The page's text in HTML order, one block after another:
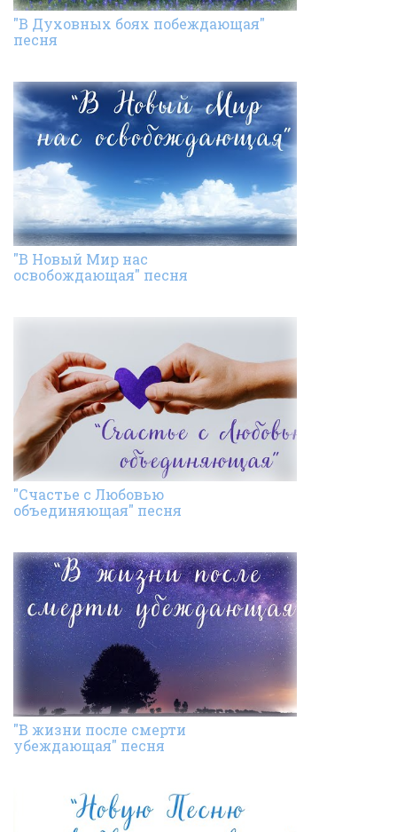
"В Духовных боях побеждающая"
песня
"В Новый Мир нас
освобождающая" песня
"Счастье с Любовью
объединяющая" песня
"В жизни после смерти
убеждающая" песня